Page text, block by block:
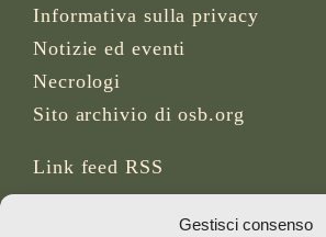
Gestisci consenso
Informativa sulla privacy
Notizie ed eventi
Necrologi
Sito archivio di osb.org
Link feed RSS